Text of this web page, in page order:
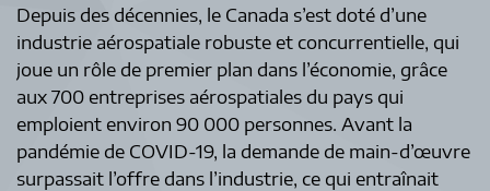
Depuis des décennies, le Canada s’est doté d’une
industrie aérospatiale robuste et concurrentielle, qui
joue un rôle de premier plan dans l’économie, grâce
aux 700 entreprises aérospatiales du pays qui
emploient environ 90 000 personnes. Avant la
pandémie de COVID-19, la demande de main-d’œuvre
surpassait l’offre dans l’industrie, ce qui entraînait